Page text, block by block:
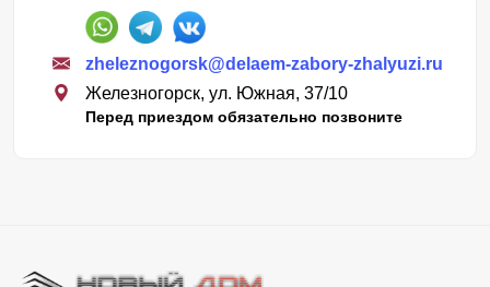
zheleznogorsk@delaem-zabory-zhalyuzi.ru
Железногорск, ул. Южная, 37/10
Перед приездом обязательно позвоните